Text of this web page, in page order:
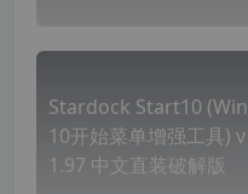
Stardock Start10 (Win
10开始菜单增强工具) v
1.97 中文直装破解版